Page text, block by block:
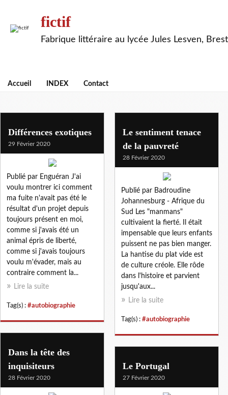
fictif
Fabrique littéraire au lycée Jules Lesven, Brest
Accueil INDEX Contact
Différences exotiques
29 Février 2020
Publié par Enguéran J'ai
voulu montrer ici comment
ma fuite n'avait pas été le
résultat d'un projet depuis
toujours présent en moi,
comme si j'avais été un
animal épris de liberté,
comme si j'avais toujours
voulu m'évader, mais au
contraire comment la...
Lire la suite
Tag(s) : #autobiographie
Le sentiment tenace
de la pauvreté
28 Février 2020
Publié par Badroudine
Johannesburg - Afrique du
Sud Les "manmans"
cultivaient la fierté. Il était
impensable que leurs enfants
puissent ne pas bien manger.
La hantise du plat vide est
de culture créole. Elle rôde
dans l'histoire et parvient
jusqu'aux...
Lire la suite
Tag(s) : #autobiographie
Dans la tête des
inquisiteurs
28 Février 2020
Le Portugal
27 Février 2020